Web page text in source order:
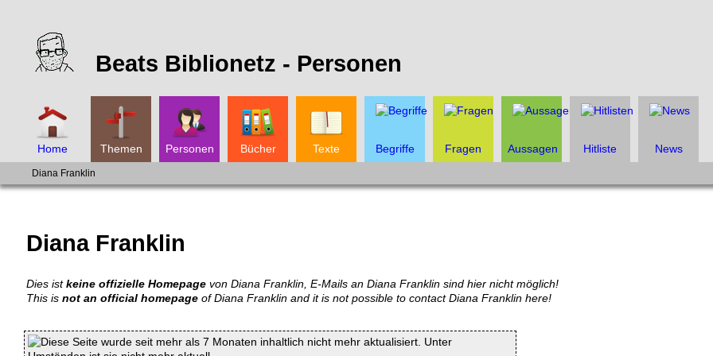
Beats Biblionetz - Personen
Home Themen Personen Bücher Texte Begriffe Fragen Aussagen Hitliste News
Diana Franklin
Diana Franklin
Dies istkeine offizielle Homepage von Diana Franklin, E-Mails an Diana Franklin sind hier nicht möglich!
This is not an official homepage of Diana Franklin and it is not possible to contact Diana Franklin here!
Diese Seite wurde seit mehr als 7 Monaten inhaltlich nicht mehr aktualisiert. Unter